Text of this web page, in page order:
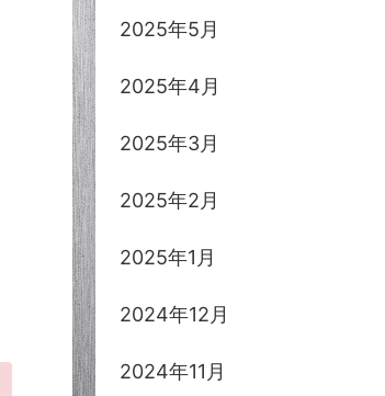
2025年5月
2025年4月
2025年3月
2025年2月
2025年1月
2024年12月
2024年11月